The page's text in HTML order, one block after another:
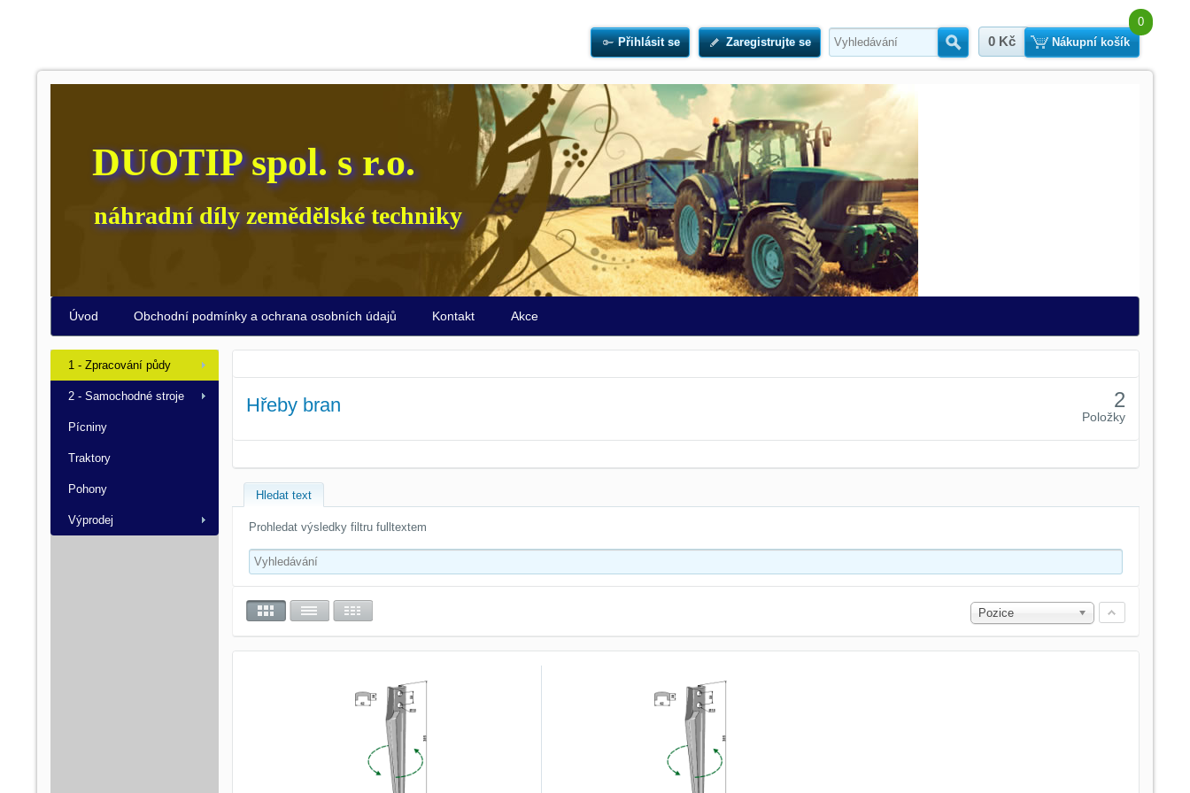
Přihlásit se Zaregistrujte se Hledat
0 Kč
0
Nákupní košík
DUOTIP spol. s r.o.
náhradní díly zemědělské techniky
Úvod Obchodní podmínky a ochrana osobních údajů Kontakt Akce
Hřeby bran 2
Položky
Hledat text
Prohledat výsledky filtru fulltextem
Pozice
1 - Zpracování půdy
2 - Samochodné stroje
Pícniny
Traktory
Pohony
Výprodej